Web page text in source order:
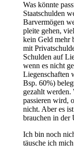
Was könnte
Staatschulden
Barvermögen
pleite gehen,
kein Geld mehr
mit
Schulden auf
wenn es nicht
Liegenschaften
Bsp. 60%)
gezahlt
passieren wird,
nicht. Aber es
brauchen in
Ich bin noch
täusche ich